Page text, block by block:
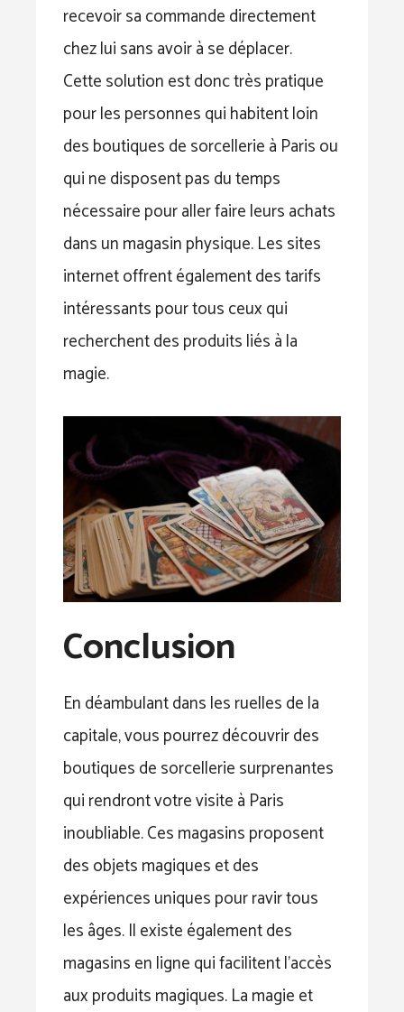
recevoir sa commande directement
chez lui sans avoir à se déplacer.
Cette solution est donc très pratique
pour les personnes qui habitent loin
des boutiques de sorcellerie à Paris ou
qui ne disposent pas du temps
nécessaire pour aller faire leurs achats
dans un magasin physique. Les sites
internet offrent également des tarifs
intéressants pour tous ceux qui
recherchent des produits liés à la
magie.
Conclusion
En déambulant dans les ruelles de la
capitale, vous pourrez découvrir des
boutiques de sorcellerie surprenantes
qui rendront votre visite à Paris
inoubliable. Ces magasins proposent
des objets magiques et des
expériences uniques pour ravir tous
les âges. Il existe également des
magasins en ligne qui facilitent l’accès
aux produits magiques. La magie et